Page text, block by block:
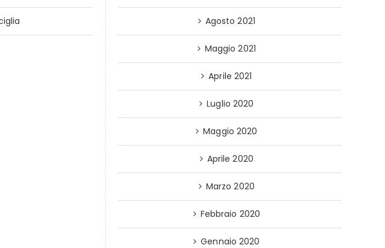
Agosto 2021
Maggio 2021
Aprile 2021
Luglio 2020
Maggio 2020
Aprile 2020
Marzo 2020
Febbraio 2020
Gennaio 2020